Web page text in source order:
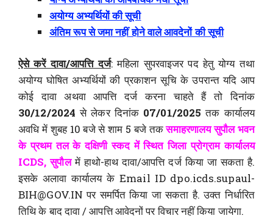
अयोग्य अभ्यर्थियों की सूची
अंतिम रूप से जमा नहीं होने वाले आवदेनों की सूची
ऐसे करें दावा/आपत्ति दर्ज: महिला सुपरवाइजर पद हेतु योग्य तथा
अयोग्य घोषित अभ्यर्थियों की प्रकाशन सूचि के उपरान्त यदि आप
कोई दावा अथवा आपत्ति दर्ज करना चाहते हैं तो दिनांक
30/12/2024 से लेकर दिनांक 07/01/2025 तक कार्यालय
अवधि में शुबह 10 बजे से शाम 5 बजे तकसमाहरणालय सुपौल भवन
के प्रथम तल के दक्षिणी स्कद में स्थित जिला प्रोग्राम कार्यालय
ICDS, सुपौलमें हाथो-हाथ दावा/आपत्ति दर्ज किया जा सकता है.
इसके अलावा कार्यालय के Email ID dpo.icds.supaul-
BIH@GOV.IN पर समर्पित किया जा सकता है. उक्त निर्धारित
तिथि के बाद दावा / आपत्ति आवेदनों पर विचार नहीं किया जायेगा.